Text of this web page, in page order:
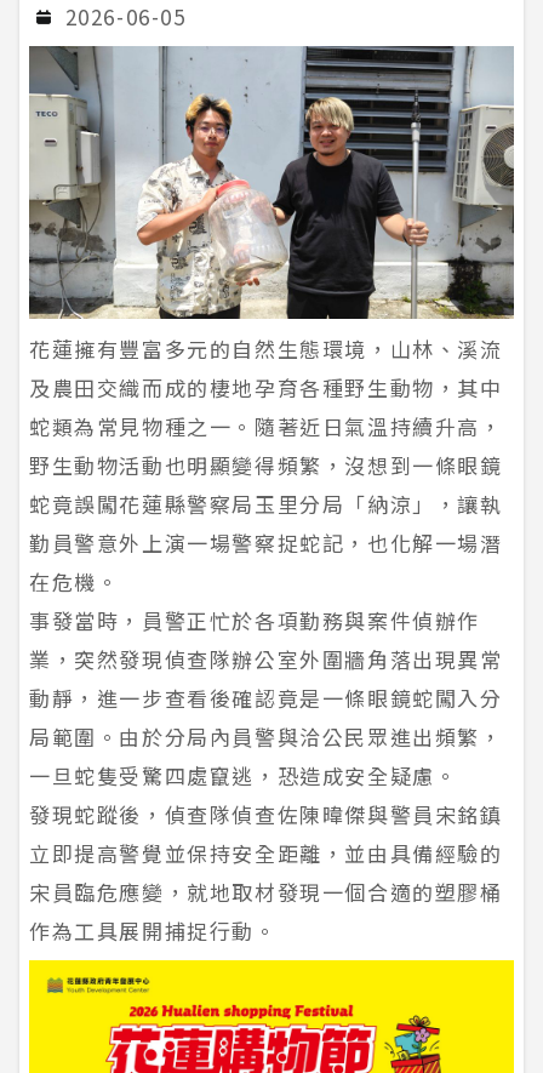
2026-06-05
花蓮擁有豐富多元的自然生態環境，山林、溪流
及農田交織而成的棲地孕育各種野生動物，其中
蛇類為常見物種之一。隨著近日氣溫持續升高，
野生動物活動也明顯變得頻繁，沒想到一條眼鏡
蛇竟誤闖花蓮縣警察局玉里分局「納涼」，讓執
勤員警意外上演一場警察捉蛇記，也化解一場潛
在危機。
事發當時，員警正忙於各項勤務與案件偵辦作
業，突然發現偵查隊辦公室外圍牆角落出現異常
動靜，進一步查看後確認竟是一條眼鏡蛇闖入分
局範圍。由於分局內員警與洽公民眾進出頻繁，
一旦蛇隻受驚四處竄逃，恐造成安全疑慮。
發現蛇蹤後，偵查隊偵查佐陳暐傑與警員宋銘鎮
立即提高警覺並保持安全距離，並由具備經驗的
宋員臨危應變，就地取材發現一個合適的塑膠桶
作為工具展開捕捉行動。